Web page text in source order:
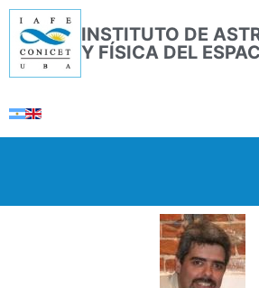
INSTITUTO DE
Y FÍSICA DEL